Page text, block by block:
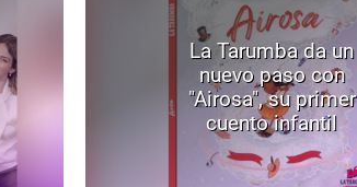
La Tarumba da un
nuevo paso con
"Airosa", su primer
cuento infantil